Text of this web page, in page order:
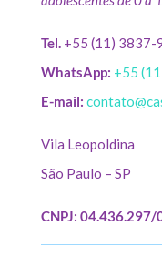
Tel.+55 (11) 3837-
WhatsApp: +55
E-mail:
Vila Leopoldina
São Paulo – SP
CNPJ: